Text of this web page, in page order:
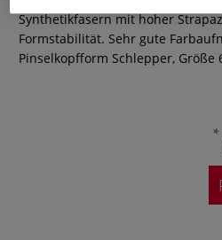
Synthetikfasern mit hoher
Formstabilität. Sehr gute
Pinselkopfform Schlepper, Größe